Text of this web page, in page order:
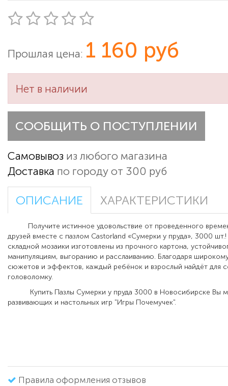
Прошлая цена: 1 160 руб
Нет в наличии
СООБЩИТЬ О ПОСТУПЛЕНИИ
Самовывоз из любого магазина
Доставка по городу от 300 руб
ОПИСАНИЕ ХАРАКТЕРИСТИКИ
Получите истинное удовольствие от проведенного
друзей вместе с пазлом Castorland «Сумерки у пруда», 3000 шт.!
складной мозаики изготовлены из прочного картона,
манипуляциям, выгоранию и расслаиванию. Благодаря
сюжетов и эффектов, каждый ребёнок и взрослый найдёт для
головоломку.
Купить Пазлы Сумерки у пруда 3000 в Новосибирске Вы
развивающих и настольных игр "Игры Почемучек".
Правила оформления отзывов